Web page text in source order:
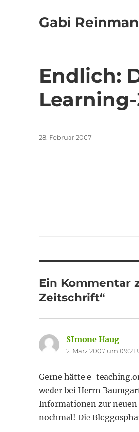
Gabi
Endlich:
Veröffentlicht
28. Februar 2007
Ein Kommentar
Zeitschrift“
SImone Haug
2. März 2007 um 09:21
Gerne hätte e-
weder bei Herrn
Informationen zur neuen
nochmal! Die